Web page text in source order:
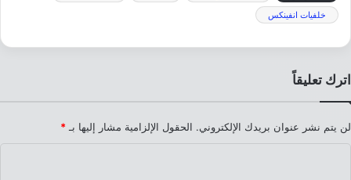
خلفيات انفينكس
اترك تعليقاً
لن يتم نشر عنوان بريدك الإلكتروني. الحقول الإلزامية مشار إليها بـ *